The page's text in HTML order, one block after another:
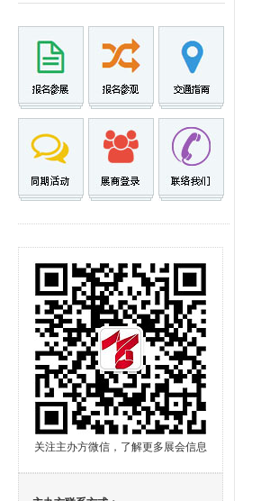
关注主办方微信，了解更多展会信息